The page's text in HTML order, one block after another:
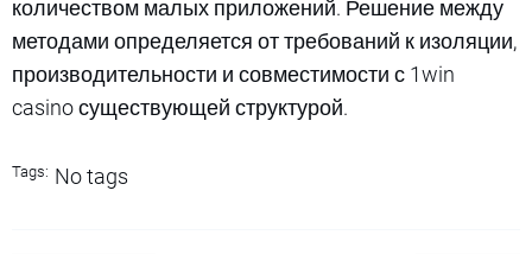
количеством малых приложений. Решение между
методами определяется от требований к изоляции,
производительности и совместимости с 1win
casino существующей структурой.
Tags: No tags